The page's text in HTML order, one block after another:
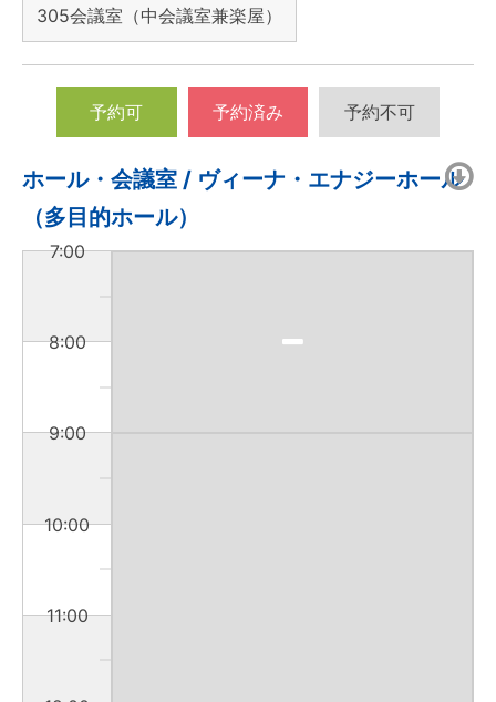
305会議室（中会議室兼楽屋）
予約可 予約済み 予約不可
ホール・会議室 / ヴィーナ・エナジーホール
（多目的ホール）
7:00
8:00
9:00
10:00
11:00